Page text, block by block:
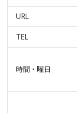
URL
TEL
時間・曜日